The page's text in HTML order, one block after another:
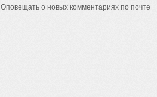
Оповещать о новых комментариях по почте